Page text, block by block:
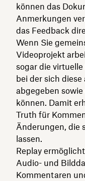
können das
Anmerkungen
das Feedback
Wenn Sie
Videoprojekt
sogar die
bei der sich
abgegeben
können. Damit
Truth für
Änderungen, die
lassen.
Replay
Audio- und
Kommentaren